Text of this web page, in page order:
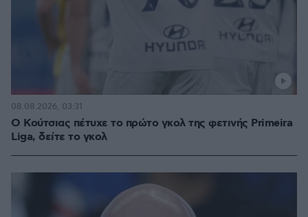
Ο Κούτσιας πέτυχε το πρώτο γκολ της φετινής Primeira
Liga, δείτε το γκολ
08.08.2026, 03:31